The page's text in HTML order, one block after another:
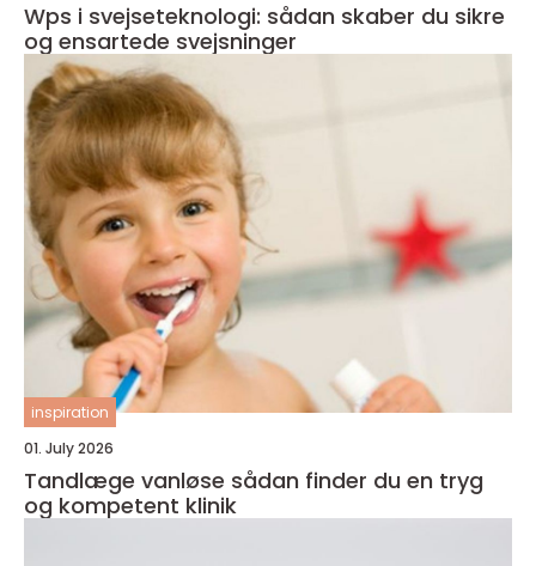
Wps i svejseteknologi: sådan skaber du sikre
og ensartede svejsninger
inspiration
01. July 2026
Tandlæge vanløse sådan finder du en tryg
og kompetent klinik